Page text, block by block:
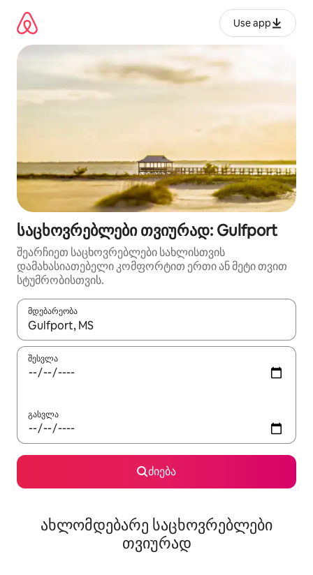
გადასვლა
Use app
საცხოვრებლები თვიურად: Gulfport
შეარჩიეთ საცხოვრებლები სახლისთვის
დამახასიათებელი კომფორტით ერთი ან მეტი თვით
სტუმრობისთვის.
მდებარეობა
როცა შედეგები ხელმისაწვდომი გახდება, ნავიგაციისთვის
შესვლა
გასვლა
ძიება
ახლომდებარე საცხოვრებლები
თვიურად